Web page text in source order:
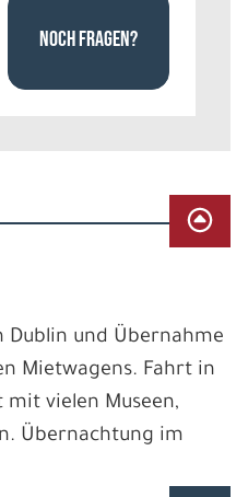
Dublin und Übernahme
Mietwagens. Fahrt in
vielen Museen,
Übernachtung im
NOCH FRAGEN?